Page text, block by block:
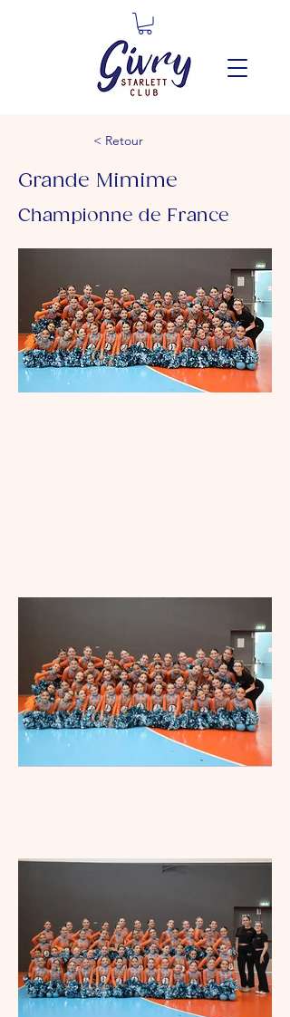
< Retour
Grande Mimime
Championne de France